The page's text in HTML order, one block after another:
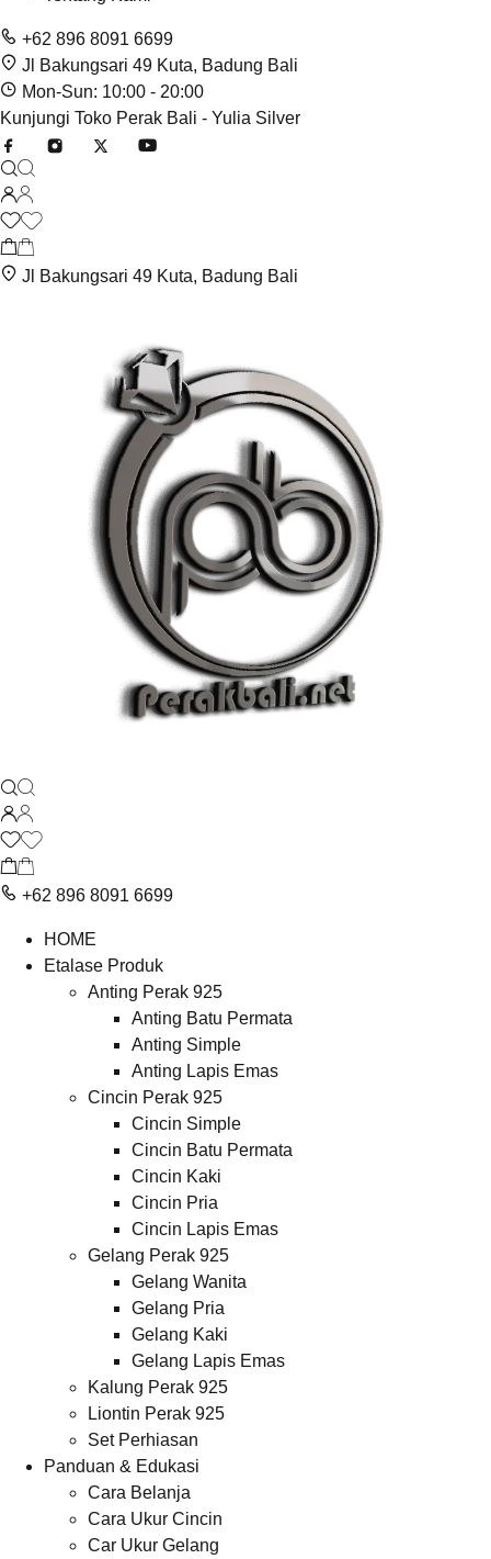
+62 896 8091 6699
Jl Bakungsari 49 Kuta, Badung Bali
Mon-Sun: 10:00 - 20:00
Kunjungi Toko Perak Bali - Yulia Silver
Jl Bakungsari 49 Kuta, Badung Bali
+62 896 8091 6699
HOME
Etalase Produk
Anting Perak 925
Anting Batu Permata
Anting Simple
Anting Lapis Emas
Cincin Perak 925
Cincin Simple
Cincin Batu Permata
Cincin Kaki
Cincin Pria
Cincin Lapis Emas
Gelang Perak 925
Gelang Wanita
Gelang Pria
Gelang Kaki
Gelang Lapis Emas
Kalung Perak 925
Liontin Perak 925
Set Perhiasan
Panduan & Edukasi
Cara Belanja
Cara Ukur Cincin
Car Ukur Gelang